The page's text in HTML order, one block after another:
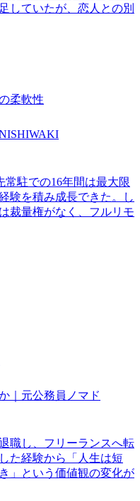
していたが、恋人との別
柔軟性
常駐での16年間は最大限
験を積み成長できた。し
裁量権がなく、フルリモ
｜元公務員ノマド
職し、フリーランスへ転
た経験から「人生は短
」という価値観の変化が